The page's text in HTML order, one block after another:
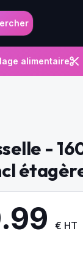
alimentaire
-
€ HT